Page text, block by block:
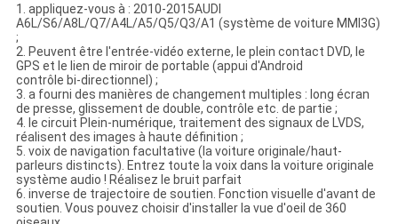
1. appliquez-vous à : 2010-2015AUDI
A6L/S6/A8L/Q7/A4L/A5/Q5/Q3/A1 (système de voiture MMI3G)
;
2. Peuvent être l'entrée-vidéo externe, le plein contact DVD, le
GPS et le lien de miroir de portable (appui d'Android
contrôle bi-directionnel) ;
3. a fourni des manières de changement multiples : long écran
de presse, glissement de double, contrôle etc. de partie ;
4. le circuit Plein-numérique, traitement des signaux de LVDS,
réalisent des images à haute définition ;
5. voix de navigation facultative (la voiture originale/haut-
parleurs distincts). Entrez toute la voix dans la voiture originale
système audio ! Réalisez le bruit parfait
6. inverse de trajectoire de soutien. Fonction visuelle d'avant de
soutien. Vous pouvez choisir d'installer la vue d'oeil de 360